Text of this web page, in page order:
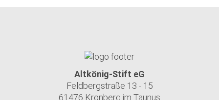
Altkönig-Stift eG
Feldbergstraße 13 - 15
61476 Kronberg im Taunus